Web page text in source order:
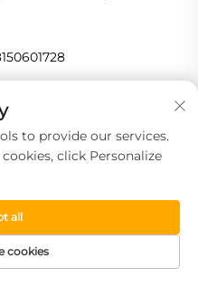
टेक्नोलॉजी कंपनी लिमिटेड। सर्वाधिकार
मुफ्त नमूना टेलीफोन
to provide our services.
click Personalize
cookies
all